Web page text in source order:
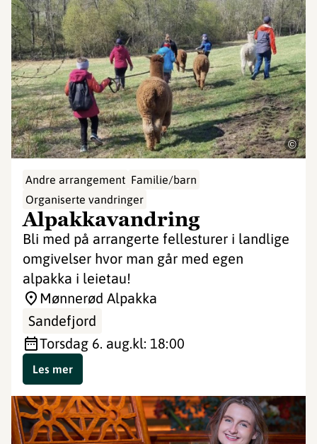
©
Andre arrangement Familie/barn
Organiserte vandringer
Alpakkavandring
Bli med på arrangerte fellesturer i landlige
omgivelser hvor man går med egen
alpakka i leietau!
Mønnerød Alpakka
Sandefjord
torsdag 6. aug.kl: 18:00
Les mer